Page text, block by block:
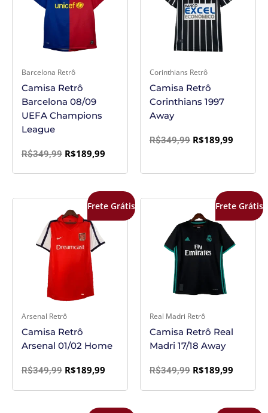
Barcelona Retrô
Camisa Retrô
Barcelona 08/09
UEFA Champions
League
R$349,99
R$349,99.
R$189,99
Corinthians Retrô
Camisa Retrô
Corinthians 1997
Away
R$349,99
R$349,99.
R$189,99
Frete Grátis
Arsenal Retrô
Camisa Retrô
Arsenal 01/02 Home
R$349,99
preço
original
era:
R$349,99.
R$189,99
O
Frete Grátis
Real Madri Retrô
Camisa Retrô Real
Madri 17/18 Away
R$349,99
preço
original
era:
R$349,99.
R$189,99
O
é: